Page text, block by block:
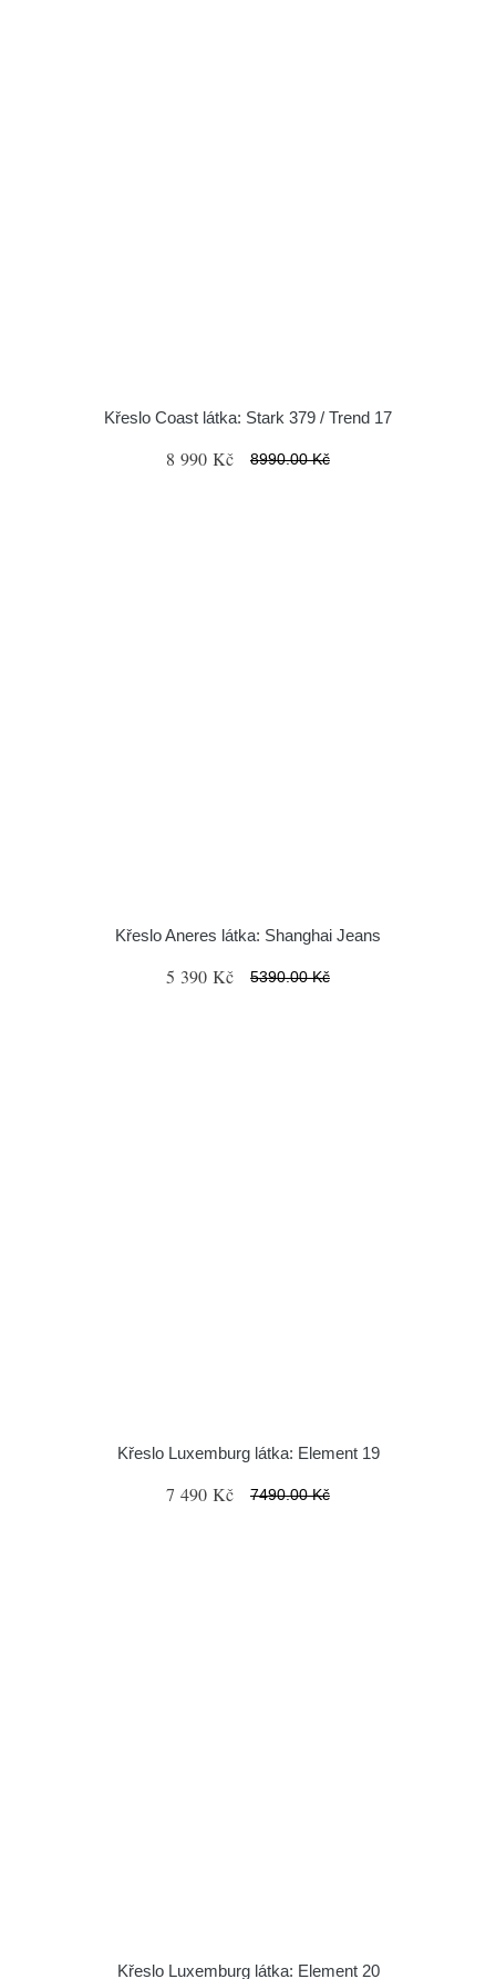
Křeslo Coast látka: Stark 379 / Trend 17
8 990 Kč 8990.00 Kč
Křeslo Aneres látka: Shanghai Jeans
5 390 Kč 5390.00 Kč
Křeslo Luxemburg látka: Element 19
7 490 Kč 7490.00 Kč
Křeslo Luxemburg látka: Element 20